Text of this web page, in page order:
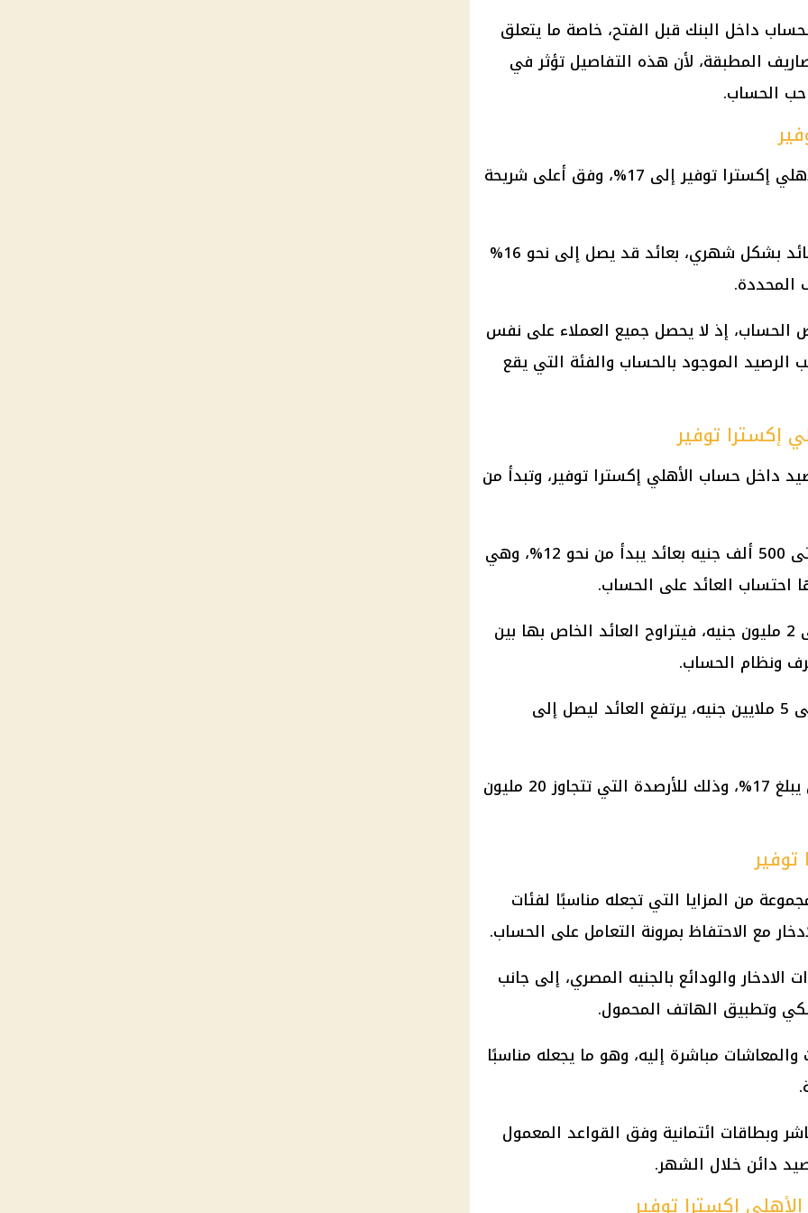
داخل البنك قبل الفتح، خاصة ما يتعلق
المطبقة، لأن هذه التفاصيل تؤثر في
الحساب.
يصل العائد السنوي على حساب الأهلي إكسترا توفير إلى 17%، وفق أعلى شريحة
كما يتيح الحساب إمكانية صرف العائد بشكل شهري، بعائد قد يصل إلى نحو 16%
المحددة.
الحساب، إذ لا يحصل جميع العملاء على نفس
الرصيد الموجود بالحساب والفئة التي يقع
إكسترا توفير
داخل حساب الأهلي إكسترا توفير، وتبدأ من
وتأتي الشريحة من 50 ألف جنيه حتى 500 ألف جنيه بعائد يبدأ من نحو 12%، وهي
احتساب العائد على الحساب.
أما الشريحة من 500 ألف جنيه حتى 2 مليون جنيه، فيتراوح العائد الخاص بها بين
العائد ليصل إلى
سنوي يبلغ 17%، وذلك للأرصدة التي تتجاوز 20 مليون
من المزايا التي تجعله مناسبًا لفئات
مع الاحتفاظ بمرونة التعامل على الحساب.
الادخار والودائع بالجنيه المصري، إلى جانب
وتطبيق الهاتف المحمول.
والمعاشات مباشرة إليه، وهو ما يجعله مناسبًا
وبطاقات ائتمانية وفق القواعد المعمول
دائن خلال الشهر.